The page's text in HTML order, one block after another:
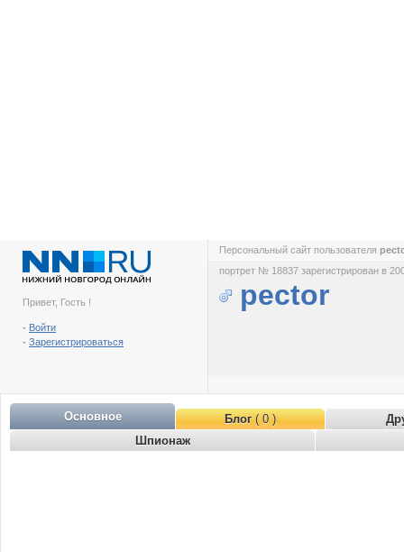
Привет, Гость !
- Войти
- Зарегистрироваться
Персональный сайт пользователя
портрет № 18837 зарегистрирован в
pector
Основное Блог( 0 )
Шпионаж